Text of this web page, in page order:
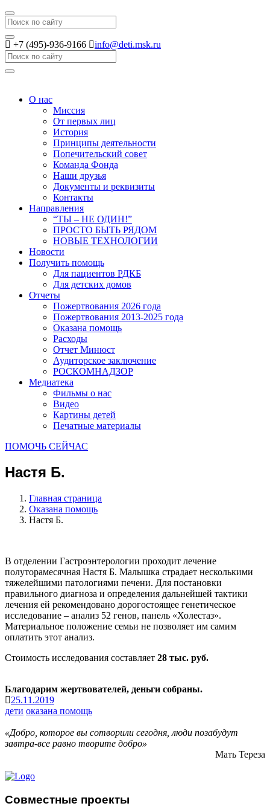
Search
+7 (495)-936-9166 info@deti.msk.ru
Search
О нас
Миссия
От первых лиц
История
Принципы деятельности
Попечительский совет
Команда Фонда
Наши друзья
Документы и реквизиты
Контакты
Направления
“ТЫ – НЕ ОДИН!”
ПРОСТО БЫТЬ РЯДОМ
НОВЫЕ ТЕХНОЛОГИИ
Новости
Получить помощь
Для пациентов РДКБ
Для детских домов
Отчеты
Пожертвования 2026 года
Пожертвования 2013-2025 года
Оказана помощь
Расходы
Отчет Минюст
Аудиторское заключение
РОСКОМНАДЗОР
Медиатека
Фильмы о нас
Видео
Картины детей
Печатные материалы
ПОМОЧЬ СЕЙЧАС
Настя Б.
Главная страница
Оказана помощь
Настя Б.
В отделении Гастроэнтерологии проходит лечение
полуторамесячная Настя Б. Малышка страдает несколькими
тяжелейшими патологиями печени. Для постановки
правильного диагноза и определения дальнейшей тактики
лечения ей рекомендовано дорогостоящее генетическое
исследование – анализ 52 генов, панель «Холестаз».
Материальное положение семьи не позволяет им самим
оплатить этот анализ.
Стоимость исследования составляет 28 тыс. руб.
Благодарим жертвователей, деньги собраны.
25.11.2019
дети оказана помощь
«Добро, которое вы сотворили сегодня, люди позабудут
завтра-все равно творите добро»
Мать Тереза
Совместные проекты